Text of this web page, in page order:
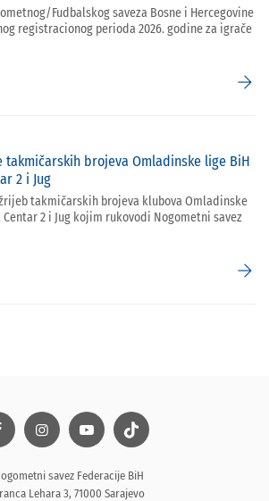
Fudbalskog saveza Bosne i Hercegovine
registracionog perioda 2026. godine za igrače
arrow_forward
takmičarskih brojeva Omladinske lige BiH
2 i Jug
takmičarskih brojeva klubova Omladinske
Centar 2 i Jug kojim rukovodi Nogometni savez
arrow_forward
savez Federacije BiH
Lehara 3, 71000 Sarajevo